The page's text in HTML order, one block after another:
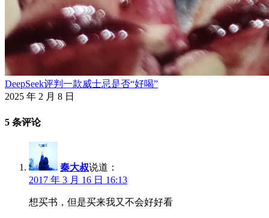
DeepSeek评判一款威士忌是否“好喝”
2025 年 2 月 8 日
5 条评论
秦大叔说道：
2017 年 3 月 16 日 16:13
想买书，但是买来我又不会好好看